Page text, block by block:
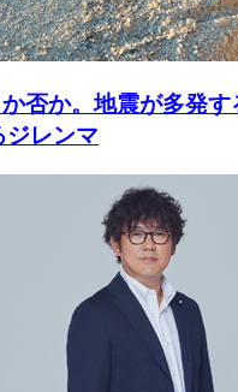
否か。地震が多発
ジレンマ